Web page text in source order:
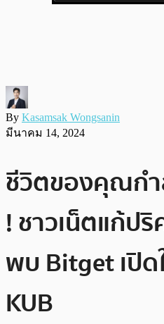
By Kasamsak Wongsanin
มีนาคม 14, 2024
ชีวิตของคุณกำ
! ชาวเน็ตแก้ปริ
พบ Bitget เปิ
KUB